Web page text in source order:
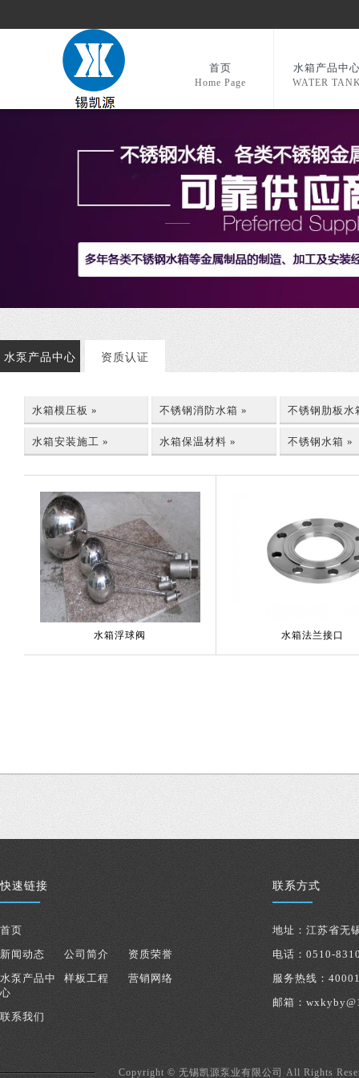
首页
Home Page
水箱产品中
WATER
水泵产品中心 资质认证
水箱模压板 » 不锈钢消防水箱 » 不锈钢肋板水
水箱安装施工 » 水箱保温材料 » 不锈钢水箱 »
水箱浮球阀 水箱法兰接口
快速链接
首页
新闻动态
公司简介
资质荣誉
水泵产品中
心
样板工程 营销网络
联系我们
联系方式
地址：江苏省无
电话：0510-
服务热线：
邮箱：
压
Copyright © 无锡凯源泵业有限公司 All Rights